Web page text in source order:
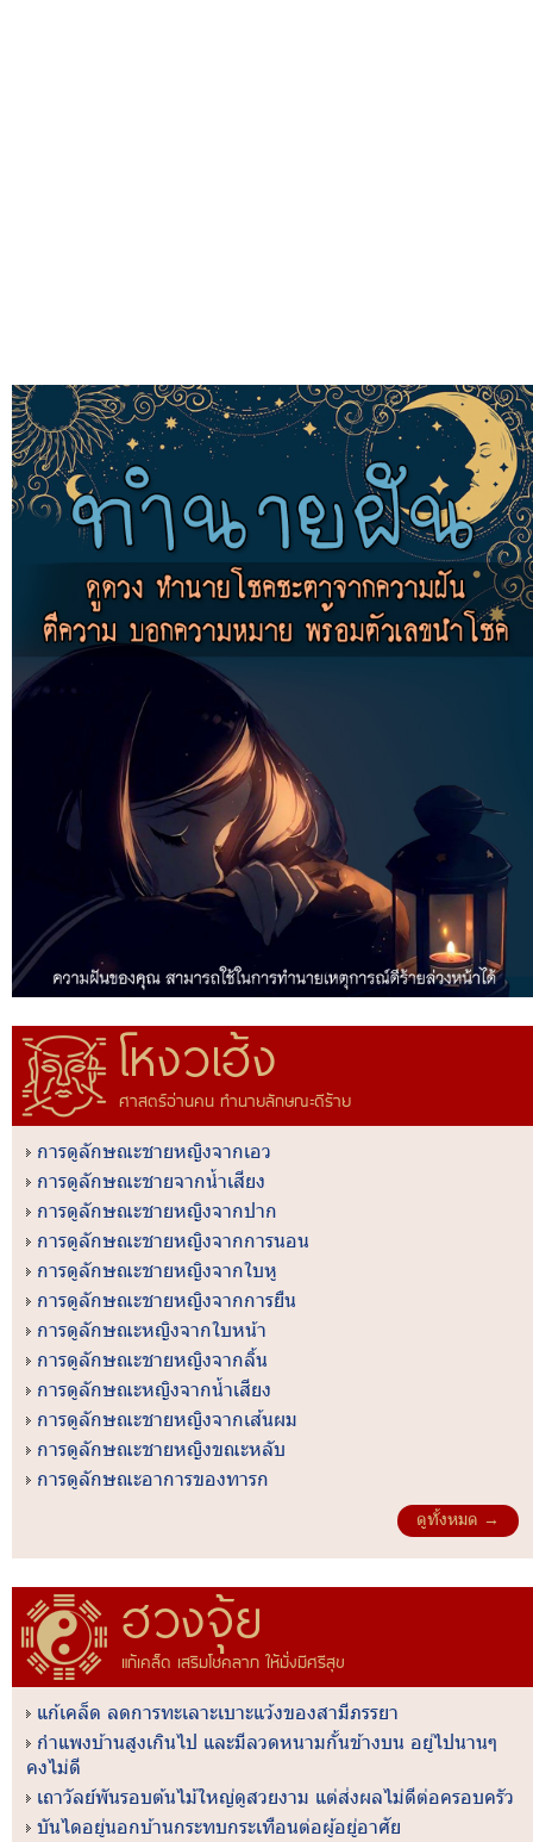
โหงวเฮ้ง
ศาสตร์อ่านคน ทำนายลักษณะดีร้าย
การดูลักษณะชายหญิงจากเอว
การดูลักษณะชายจากน้ำเสียง
การดูลักษณะชายหญิงจากปาก
การดูลักษณะชายหญิงจากการนอน
การดูลักษณะชายหญิงจากใบหู
การดูลักษณะชายหญิงจากการยืน
การดูลักษณะหญิงจากใบหน้า
การดูลักษณะชายหญิงจากลิ้น
การดูลักษณะหญิงจากน้ำเสียง
การดูลักษณะชายหญิงจากเส้นผม
การดูลักษณะชายหญิงขณะหลับ
การดูลักษณะอาการของทารก
ดูทั้งหมด →
ฮวงจุ้ย
แก้เคล็ด เสริมโชคลาภ ให้มั่งมีศรีสุข
แก้เคล็ด ลดการทะเลาะเบาะแว้งของสามีภรรยา
กำแพงบ้านสูงเกินไป และมีลวดหนามกั้นข้างบน อยู่ไปนานๆ
คงไม่ดี
เถาวัลย์พันรอบต้นไม้ใหญ่ดูสวยงาม แต่ส่งผลไม่ดีต่อครอบครัว
บันไดอยู่นอกบ้านกระทบกระเทือนต่อผู้อยู่อาศัย